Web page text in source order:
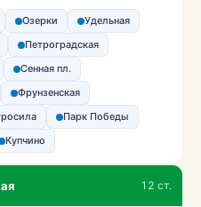
Озерки
Удельная
Петроградская
Сенная пл.
Фрунзенская
Парк Победы
Купчино
12 ст.